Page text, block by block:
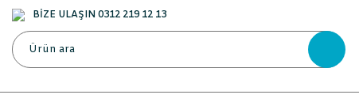
BİZE ULAŞIN 0312 219 12 13